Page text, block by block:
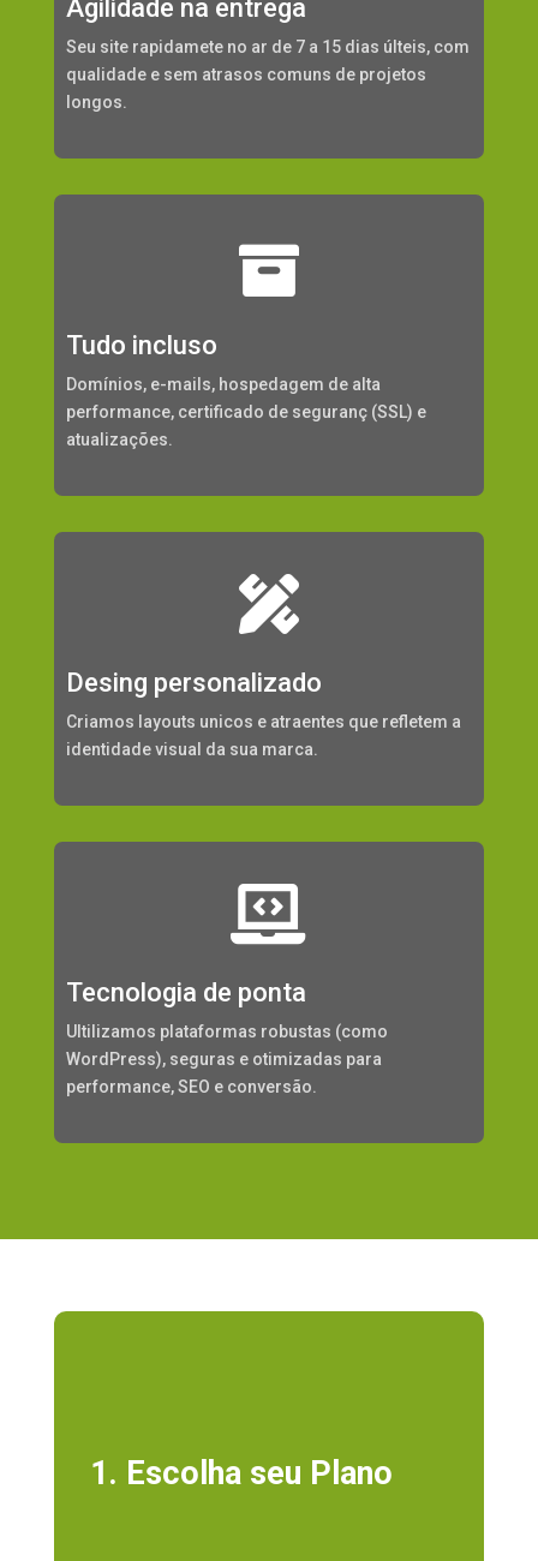
Agilidade na entrega
Seu site rapidamete no ar de 7 a 15 dias últeis, com
qualidade e sem atrasos comuns de projetos
longos.

Tudo incluso
Domínios, e-mails, hospedagem de alta
performance, certificado de seguranç (SSL) e
atualizações.

Desing personalizado
Criamos layouts unicos e atraentes que refletem a
identidade visual da sua marca.

Tecnologia de ponta
Ultilizamos plataformas robustas (como
WordPress), seguras e otimizadas para
performance, SEO e conversão.
1. Escolha seu Plano